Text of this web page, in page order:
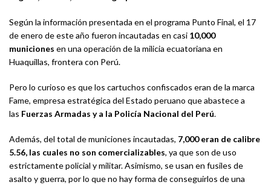
Según la información presentada en el programa Punto Final, el 17
de enero de este año fueron incautadas en casi 10,000
municiones en una operación de la milicia ecuatoriana en
Huaquillas, frontera con Perú.
Pero lo curioso es que los cartuchos confiscados eran de la marca
Fame, empresa estratégica del Estado peruano que abastece a
las Fuerzas Armadas y a la Policía Nacional del Perú.
Además, del total de municiones incautadas, 7,000 eran de calibre
5.56, las cuales no son comercializables, ya que son de uso
estrictamente policial y militar. Asimismo, se usan en fusiles de
asalto y guerra, por lo que no hay forma de conseguirlos de una